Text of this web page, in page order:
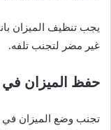
يجب تنظيف الميزان
غير مضر لتجنب تلفه.
حفظ الميزان في
تجنب وضع الميزان في